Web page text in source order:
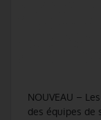
NOUVEAU –
des équipes de